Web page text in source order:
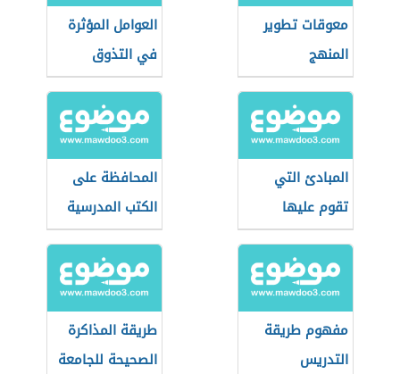
معوقات تطوير
المنهج
العوامل المؤثرة
في التذوق
الأدبي
المبادئ التي
تقوم عليها
استراتيجية
العصف الذهني
المحافظة على
الكتب المدرسية
مفهوم طريقة
التدريس
طريقة المذاكرة
الصحيحة للجامعة